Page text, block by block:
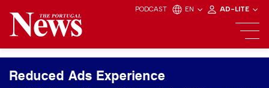
PODCAST EN AD-LITE
Reduced Ads Experience